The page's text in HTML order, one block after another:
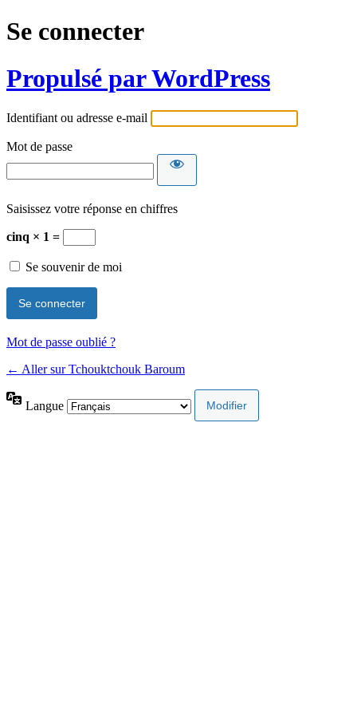
Se connecter
Propulsé par WordPress
Identifiant ou adresse e-mail
Mot de passe
Saisissez votre réponse en chiffres
cinq × 1 =
Se souvenir de moi
Mot de passe oublié ?
← Aller sur Tchouktchouk Baroum
Langue